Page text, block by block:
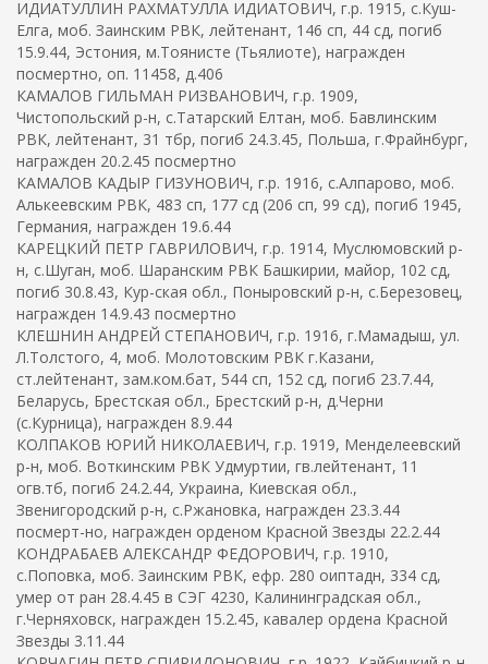
ИДИАТУЛЛИН РАХМАТУЛЛА ИДИАТОВИЧ, г.р. 1915, с.Куш-
Елга, моб. Заинским РВК, лейтенант, 146 сп, 44 сд, погиб
15.9.44, Эстония, м.Тоянисте (Тьялиоте), награжден
посмертно, оп. 11458, д.406
КАМАЛОВ ГИЛЬМАН РИЗВАНОВИЧ, г.р. 1909,
Чистопольский р-н, с.Татарский Елтан, моб. Бавлинским
РВК, лейтенант, 31 тбр, погиб 24.3.45, Польша, г.Фрайнбург,
награжден 20.2.45 посмертно
КАМАЛОВ КАДЫР ГИЗУНОВИЧ, г.р. 1916, с.Алпарово, моб.
Алькеевским РВК, 483 сп, 177 сд (206 сп, 99 сд), погиб 1945,
Германия, награжден 19.6.44
КАРЕЦКИЙ ПЕТР ГАВРИЛОВИЧ, г.р. 1914, Муслюмовский р-
н, с.Шуган, моб. Шаранским РВК Башкирии, майор, 102 сд,
погиб 30.8.43, Кур-ская обл., Поныровский р-н, с.Березовец,
награжден 14.9.43 посмертно
КЛЕШНИН АНДРЕЙ СТЕПАНОВИЧ, г.р. 1916, г.Мамадыш, ул.
Л.Толстого, 4, моб. Молотовским РВК г.Казани,
ст.лейтенант, зам.ком.бат, 544 сп, 152 сд, погиб 23.7.44,
Беларусь, Брестская обл., Брестский р-н, д.Черни
(с.Курница), награжден 8.9.44
КОЛПАКОВ ЮРИЙ НИКОЛАЕВИЧ, г.р. 1919, Менделеевский
р-н, моб. Воткинским РВК Удмуртии, гв.лейтенант, 11
огв.тб, погиб 24.2.44, Украина, Киевская обл.,
Звенигородский р-н, с.Ржановка, награжден 23.3.44
посмерт-но, награжден орденом Красной Звезды 22.2.44
КОНДРАБАЕВ АЛЕКСАНДР ФЕДОРОВИЧ, г.р. 1910,
с.Поповка, моб. Заинским РВК, ефр. 280 оиптадн, 334 сд,
умер от ран 28.4.45 в СЭГ 4230, Калининградская обл.,
г.Черняховск, награжден 15.2.45, кавалер ордена Красной
Звезды 3.11.44